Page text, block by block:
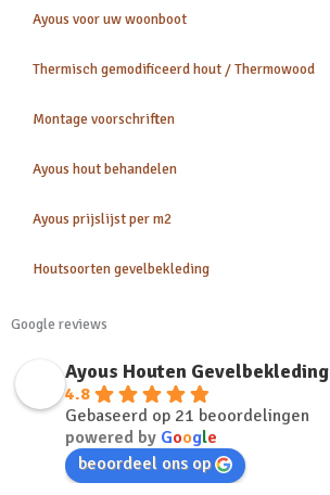
Ayous voor uw woonboot
Thermisch gemodificeerd hout / Thermowood
Montage voorschriften
Ayous hout behandelen
Ayous prijslijst per m2
Houtsoorten gevelbekleding
Google reviews
Ayous Houten Gevelbekleding
4.8
Gebaseerd op 21 beoordelingen
powered by Google
beoordeel ons op